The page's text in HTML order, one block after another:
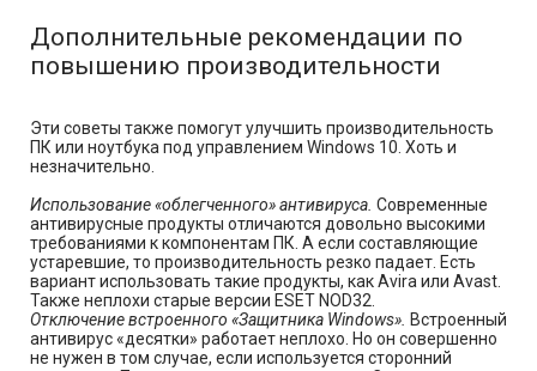
Дополнительные рекомендации по
повышению производительности
Эти советы также помогут улучшить производительность
ПК или ноутбука под управлением Windows 10. Хоть и
незначительно.
Использование «облегченного» антивируса. Современные
антивирусные продукты отличаются довольно высокими
требованиями к компонентам ПК. А если составляющие
устаревшие, то производительность резко падает. Есть
вариант использовать такие продукты, как Avira или Avast.
Также неплохи старые версии ESET NOD32.
Отключение встроенного «Защитника Windows». Встроенный
антивирус «десятки» работает неплохо. Но он совершенно
не нужен в том случае, если используется сторонний